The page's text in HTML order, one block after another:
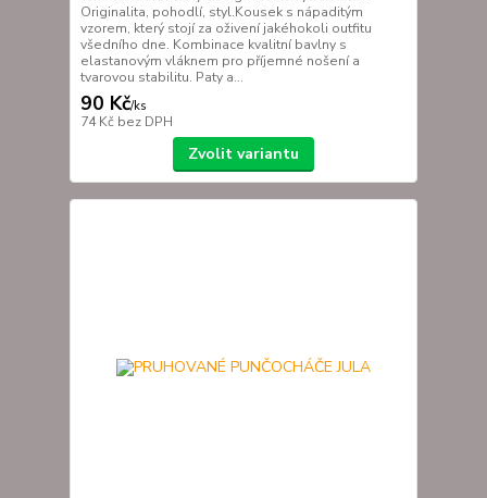
Originalita, pohodlí, styl.Kousek s nápaditým
vzorem, který stojí za oživení jakéhokoli outfitu
všedního dne. Kombinace kvalitní bavlny s
elastanovým vláknem pro příjemné nošení a
tvarovou stabilitu. Paty a...
90 Kč/ks
74 Kč bez DPH
Zvolit variantu